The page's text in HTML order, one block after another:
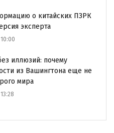
о китайских ПЗРК
эксперта
иллюзий: почему
из Вашингтона еще не
мира